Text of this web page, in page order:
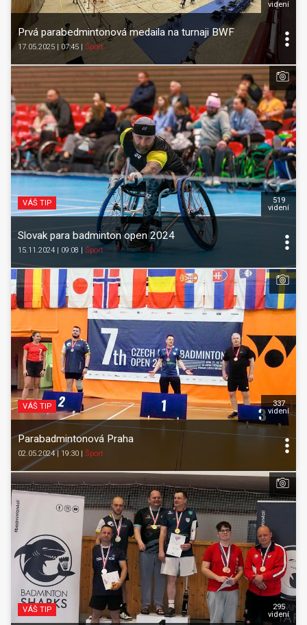
Prvá parabedmintonová medaila na turnaji BWF
17.05.2025 | 07:45 Šport
videní
VÁŠ TIP
Slovak para badminton open 2024
15.11.2024 | 09:08 Šport
519
videní
VÁŠ TIP
Parabadmintonová Praha
02.05.2024 | 19:30 Šport
337
videní
VÁŠ TIP
295
videní